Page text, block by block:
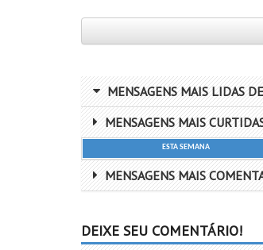
MENSAGENS MAIS LIDAS
MENSAGENS MAIS
ESTA SEMANA
MENSAGENS MAIS
DEIXE SEU COMENTÁRIO!